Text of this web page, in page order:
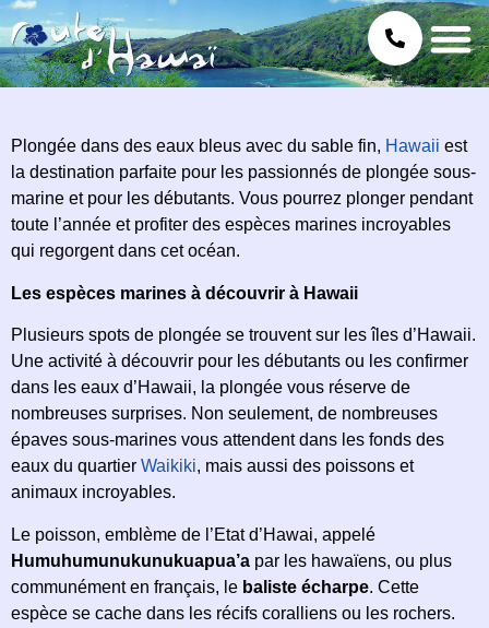
Plongée dans des eaux bleus avec du sable fin, Hawaii est
la destination parfaite pour les passionnés de plongée sous-
marine et pour les débutants. Vous pourrez plonger pendant
toute l’année et profiter des espèces marines incroyables
qui regorgent dans cet océan.
Les espèces marines à découvrir à Hawaii
Plusieurs spots de plongée se trouvent sur les îles d’Hawaii.
Une activité à découvrir pour les débutants ou les confirmer
dans les eaux d’Hawaii, la plongée vous réserve de
nombreuses surprises. Non seulement, de nombreuses
épaves sous-marines vous attendent dans les fonds des
eaux du quartier Waikiki, mais aussi des poissons et
animaux incroyables.
Le poisson, emblème de l’Etat d’Hawai, appelé
Humuhumunukunukuapua’a par les hawaïens, ou plus
communément en français, le baliste écharpe. Cette
espèce se cache dans les récifs coralliens ou les rochers.